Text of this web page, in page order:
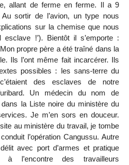
allant de ferme en ferme. Il a 9
sortir de l’avion, un type nous
sur la chemise que nous
esclave !’). Bientôt il s’emporte :
propre père a été traîné dans la
Ils l’ont même fait incarcérer. Ils
possibles : les sans-terre du
des esclaves de notre
Un médecin du nom de
la Liste noire du ministère du
Je m’en sors en douceur.
au ministère du travail, je tombe
l’opération Cangussu. Autre
avec port d’armes et pratique
à l’encontre des travailleurs